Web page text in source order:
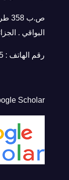
البواقي .
رقم الهاتف : 032563345
Scholar :